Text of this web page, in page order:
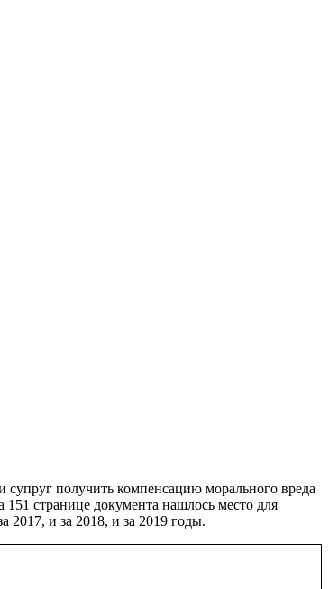
получить компенсацию морального вреда
странице документа нашлось место для
и за 2018, и за 2019 годы.